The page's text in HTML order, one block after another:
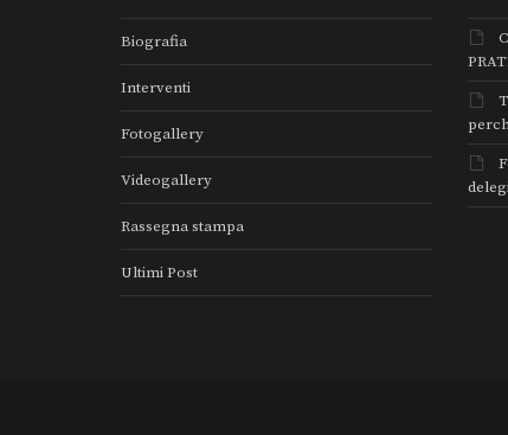
Biografia
Interventi
Fotogallery
Videogallery
Rassegna stampa
Ultimi Post